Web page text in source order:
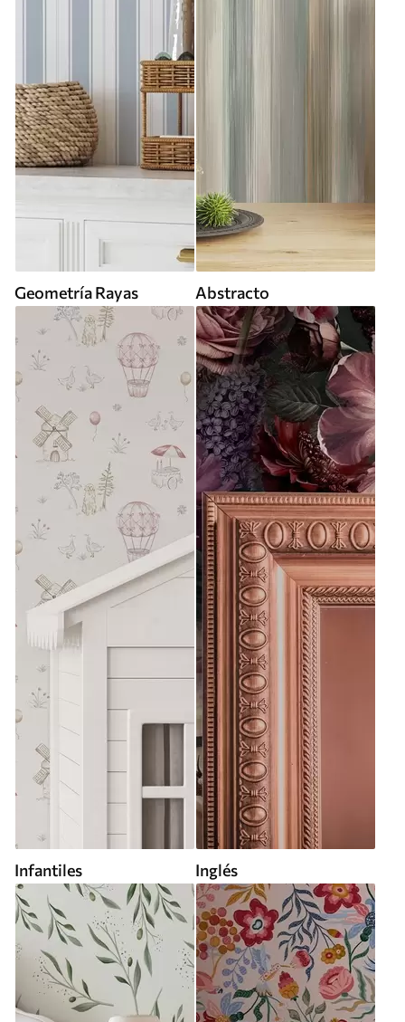
Geometría Rayas Abstracto
Infantiles Inglés